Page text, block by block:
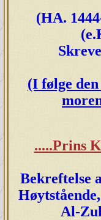
(HA.
(I følge
.....Prins
Bekreftelse
Al-